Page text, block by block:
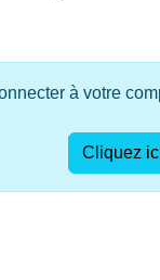
à votre
Cliquez